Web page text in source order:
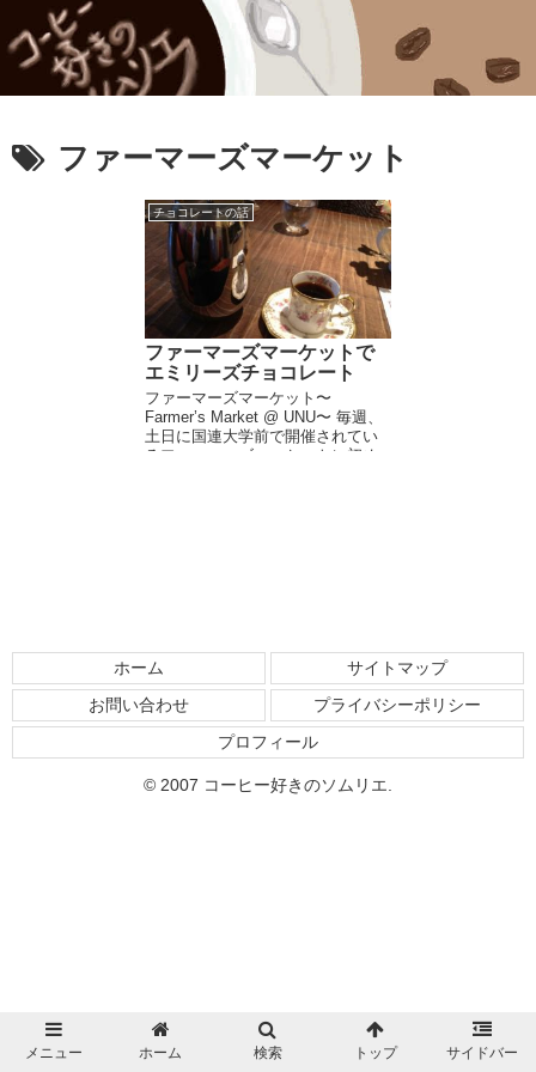
ファーマーズマーケット
チョコレートの話
ファーマーズマーケットで
エミリーズチョコレート
ファーマーズマーケット〜
Farmer’s Market @ UNU〜 毎週、
土日に国連大学前で開催されてい
るファーマーズマーケットに初め
ホーム
サイトマップ
お問い合わせ
プライバシーポリシー
プロフィール
© 2007 コーヒー好きのソムリエ.
メニュー ホーム 検索 トップ サイドバー